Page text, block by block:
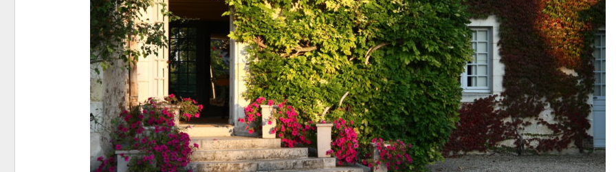
солнечных панелей для
бизнеса
Авг 6, 2026
Москвариум отметит 11-
летие трёхдневным
фестивалем
Авг 5, 2026
В Кении противников
строительства АЭС
проверяют по статье о
терроризме
экообменники для сбора
вторсырья
Авг 6, 2026
Учёные предложили
получать питьевую воду
из воздуха с помощью
ветра
Авг 6, 2026
Приложение «Экопульс»
для контроля мусорных
площадок запустят в
соли почти в
Авг 6, 2026
В пяти
задержали
человек в
против
преступлений
Авг 6, 2026
Новый
нарушений